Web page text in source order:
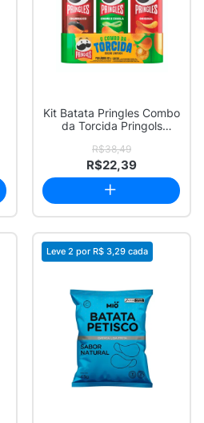
Kit Batata Pringles Combo
da Torcida Pringols
R$38,49
R$22,39
Leve 2 por R$ 3,29 cada